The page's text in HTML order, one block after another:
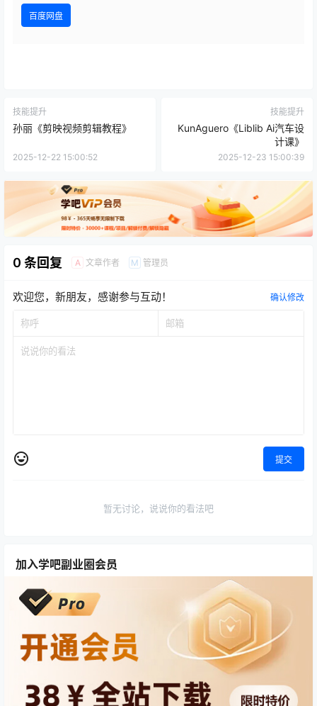
百度网盘
技能提升
孙丽《剪映视频剪辑教程》
2025-12-22 15:00:52
技能提升
KunAguero《Liblib Ai汽车设
计课》
2025-12-23 15:00:39
0 条回复 A 文章作者 M 管理员
欢迎您，新朋友，感谢参与互动！ 确认修改
提交
暂无讨论，说说你的看法吧
加入学吧副业圈会员